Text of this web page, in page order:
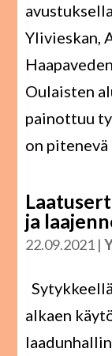
Ylivieskan,
Oulaisten
painottuu
on
ja
22.09.2021 |
alkaen